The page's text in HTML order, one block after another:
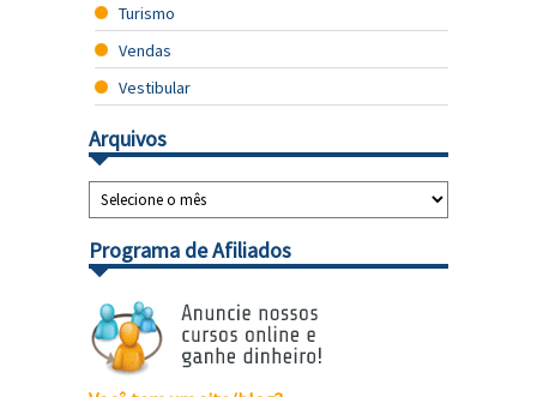
Turismo
Vendas
Vestibular
Arquivos
Programa de Afiliados